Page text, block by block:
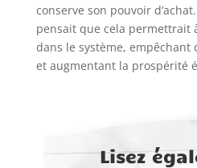
conserve son pouvoir
pensait que cela permettrait
dans le système, empêchant
et augmentant la prospérité
Lisez